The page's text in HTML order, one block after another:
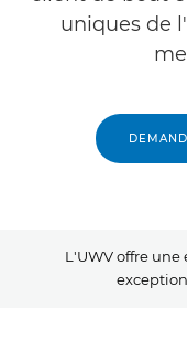
uniques de
L'UWV offre